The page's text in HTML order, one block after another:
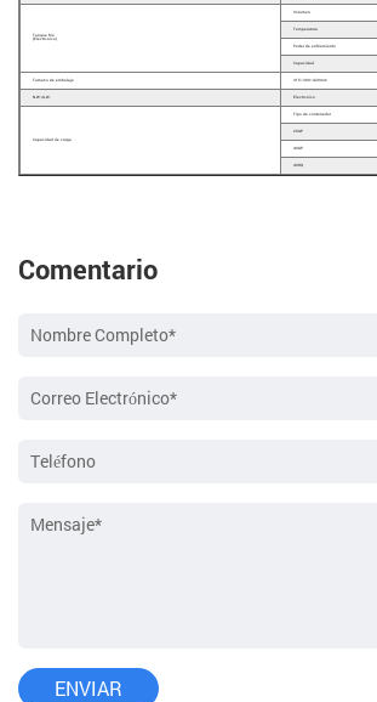
Tanque frio
(Electrónico)
Volumen
Temperatura
Poder de enfriamiento
Capacidad
Tamaño de embalaje 315×300×420mm
N.W./G.W. Electrónico
Capacidad de carga
Tipo de contenedor
20GP
40GP
40HQ
Comentario